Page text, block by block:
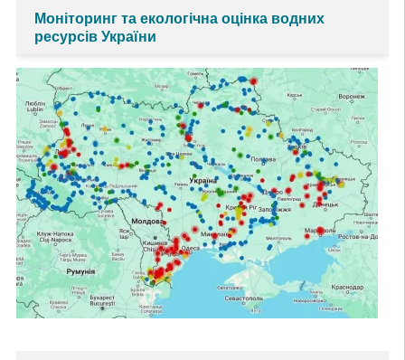
Моніторинг та екологічна оцінка водних
ресурсів України